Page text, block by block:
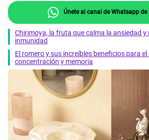
Únete al canal de Whatsapp de
Chirimoya, la fruta que calma la ansiedad y
inmunidad
El romero y sus increíbles beneficios para
concentración y memoria